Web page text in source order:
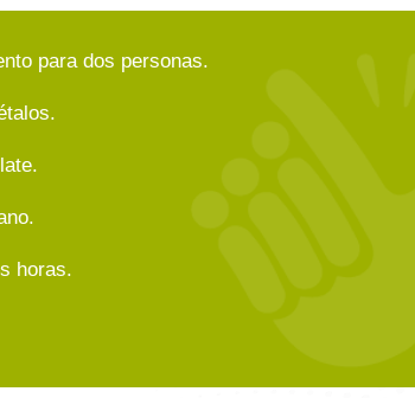
para dos personas.
horas.